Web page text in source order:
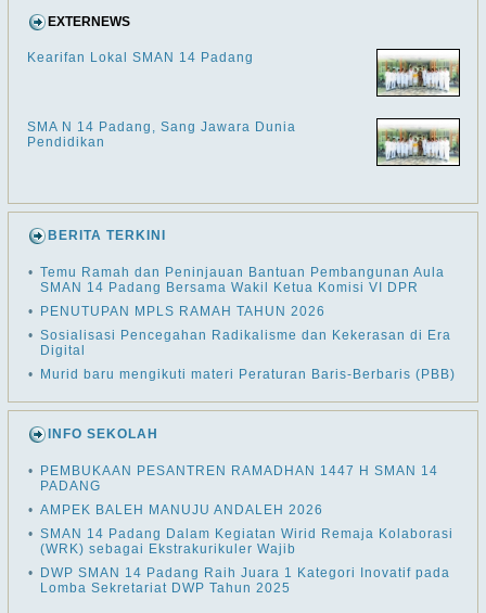
EXTERNEWS
Kearifan Lokal SMAN 14 Padang
SMA N 14 Padang, Sang Jawara Dunia
Pendidikan
BERITA TERKINI
• Temu Ramah dan Peninjauan Bantuan Pembangunan Aula
SMAN 14 Padang Bersama Wakil Ketua Komisi VI DPR
•
PENUTUPAN MPLS RAMAH TAHUN 2026
• Sosialisasi Pencegahan Radikalisme dan Kekerasan di Era
Digital
•
Murid baru mengikuti materi Peraturan Baris-Berbaris (PBB)
INFO SEKOLAH
•
PEMBUKAAN PESANTREN RAMADHAN 1447 H SMAN 14
PADANG
• AMPEK BALEH MANUJU ANDALEH 2026
• SMAN 14 Padang Dalam Kegiatan Wirid Remaja Kolaborasi
(WRK) sebagai Ekstrakurikuler Wajib
•
DWP SMAN 14 Padang Raih Juara 1 Kategori Inovatif pada
Lomba Sekretariat DWP Tahun 2025